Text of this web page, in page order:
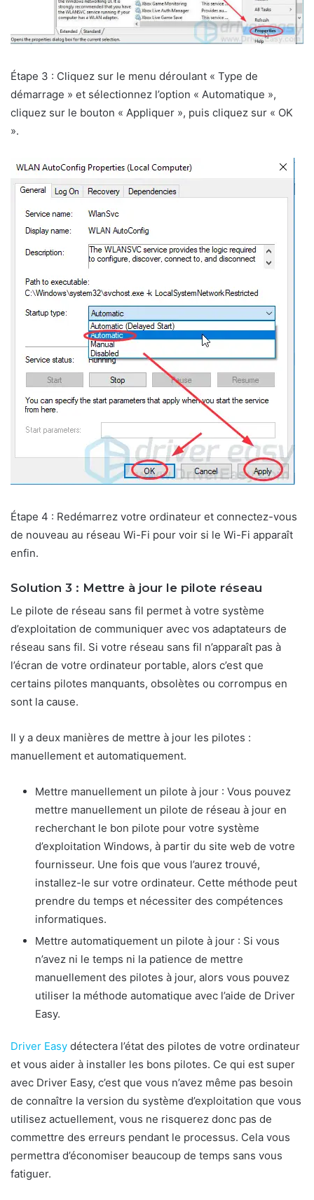
Étape 3 : Cliquez sur le menu déroulant « Type de
démarrage » et sélectionnez l’option « Automatique »,
cliquez sur le bouton « Appliquer », puis cliquez sur « OK
».
Étape 4 : Redémarrez votre ordinateur et connectez-vous
de nouveau au réseau Wi-Fi pour voir si le Wi-Fi apparaît
enfin.
Solution 3 : Mettre à jour le pilote réseau
Le pilote de réseau sans fil permet à votre système
d’exploitation de communiquer avec vos adaptateurs de
réseau sans fil. Si votre réseau sans fil n’apparaît pas à
l’écran de votre ordinateur portable, alors c’est que
certains pilotes manquants, obsolètes ou corrompus en
sont la cause.
Il y a deux manières de mettre à jour les pilotes :
manuellement et automatiquement.
Mettre manuellement un pilote à jour : Vous pouvez
mettre manuellement un pilote de réseau à jour en
recherchant le bon pilote pour votre système
d’exploitation Windows, à partir du site web de votre
fournisseur. Une fois que vous l’aurez trouvé,
installez-le sur votre ordinateur. Cette méthode peut
prendre du temps et nécessiter des compétences
informatiques.
Mettre automatiquement un pilote à jour : Si vous
n’avez ni le temps ni la patience de mettre
manuellement des pilotes à jour, alors vous pouvez
utiliser la méthode automatique avec l’aide de Driver
Easy.
Driver Easy détectera l’état des pilotes de votre ordinateur
et vous aider à installer les bons pilotes. Ce qui est super
avec Driver Easy, c’est que vous n’avez même pas besoin
de connaître la version du système d’exploitation que vous
utilisez actuellement, vous ne risquerez donc pas de
commettre des erreurs pendant le processus. Cela vous
permettra d’économiser beaucoup de temps sans vous
fatiguer.